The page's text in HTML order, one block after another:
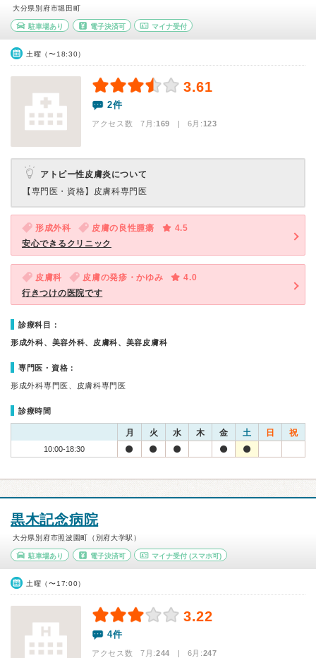
大分県別府市堀田町
駐車場あり 電子決済可 マイナ受付
土曜（〜18:30）
3.61
2件
アクセス数 7月:169 | 6月:123
アトピー性皮膚炎について
【専門医・資格】 皮膚科専門医
形成外科 皮膚の良性腫瘍
4.5
安心できるクリニック
皮膚科 皮膚の発疹・かゆみ
4.0
行きつけの医院です
診療科目：
形成外科、美容外科、皮膚科、美容皮膚科
専門医・資格：
形成外科専門医、皮膚科専門医
診療時間
月 火 水 木 金 土 日 祝
10:00-18:30
黒木記念病院
大分県別府市照波園町（別府大学駅）
駐車場あり 電子決済可 マイナ受付 (スマホ可)
土曜（〜17:00）
3.22
4件
アクセス数 7月:244 | 6月:247